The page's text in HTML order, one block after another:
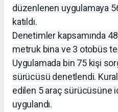
düzenlenen uygulamaya
katıldı.
Denetimler kapsamında
metruk bina ve 3 otobüs
Uygulamada bin 75 kişi
sürücüsü denetlendi.
edilen 5 araç sürücüsüne
uygulandı.